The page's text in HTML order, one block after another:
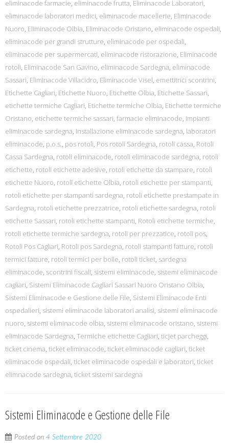
eliminacode farmacie, eliminacode frutta, Eliminacode Laboratori,
eliminacode laboratori medici, eliminacode macellerie, Eliminacode
Nuoro, Eliminacode Olbia, Eliminacode Oristano, eliminacode ospedali,
eliminacode per grandi strutture, eliminacode per ospedali,
eliminacode per supermercati, eliminacode ristorazione, Eliminacode
rotoli, Eliminacode San Gavino, eliminacode Sardegna, eliminacode
Sassari, Eliminacode Villacidro, Eliminacode Visel, emettitrici scontrini,
Etichette Cagliari, Etichette Nuoro, Etichette Olbia, Etichette Sassari,
etichette termiche Cagliari, Etichette termiche Olbia, Etichette termiche
Oristano, etichette termiche sassari, farmacie eliminacode, impianti
eliminacode sardegna, installazione eliminacode sardegna, laboratori
eliminacode, p.o.s., pos rotoli, Pos rotoli Sardegna, rotoli cassa, Rotoli
Cassa Sardegna, rotoli eliminacode, rotoli eliminacode sardegna, rotoli
etichette, rotoli etichette adesive, rotoli etichette da stampare, rotoli
etichette Nuoro, rotoli etichette Olbia, rotoli etichette per stampanti,
rotoli etichette per stampanti sardegna, rotoli etichette prestampate in
Sardegna, rotoli etichette prezzatrice, rotoli etichette sardegna, rotoli
etichette Sassari, rotoli etichette stampanti, Rotoli etichette termiche,
rotoli etichette termiche sardegna, rotoli per prezzatice, rotoli pos,
Rotoli Pos Cagliari, Rotoli pos Sardegna, rotoli stampanti fatture, rotoli
termici fatture, rotoli termici per bolle, rotoli ticket, sardegna
eliminacode, scontrini fiscali, sistemi eliminacode, sistemi eliminacode
cagliari, Sistemi Eliminacode Cagliari Sassari Nuoro Oristano Olbia,
Sistemi Eliminacode e Gestione delle File, Sistemi Eliminacode Enti
ospedalieri, sistemi eliminacode laboratori analisi, sistemi eliminacode
nuoro, sistemi eliminacode olbia, sistemi eliminacode oristano, sistemi
eliminacode Sardegna, Termiche etichette Cagliari, ticjet parcheggi,
ticket cinema, ticket eliminacode, ticket eliminacode cagliari, ticket
eliminacode ospedali, ticket eliminacode ospedali e laboratori, ticket
elimnacode sardegna, ticket sistemi sardegna
Sistemi Eliminacode e Gestione delle File
Posted on 4 Settembre 2020